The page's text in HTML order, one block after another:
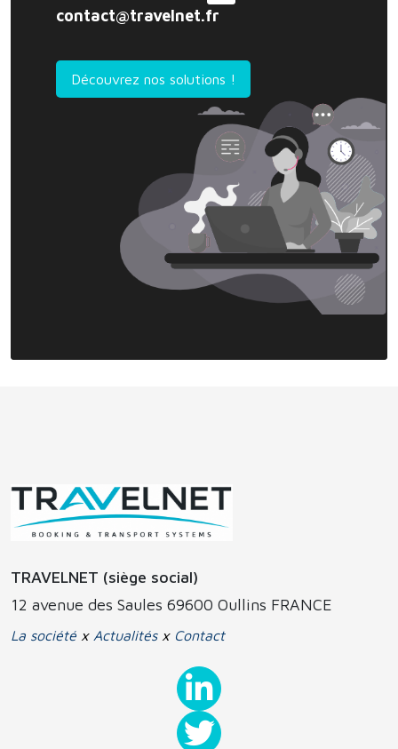
contact@travelnet.fr
Découvrez nos solutions !
TRAVELNET (siège social)
12 avenue des Saules 69600 Oullins FRANCE
La société x Actualitésx Contact